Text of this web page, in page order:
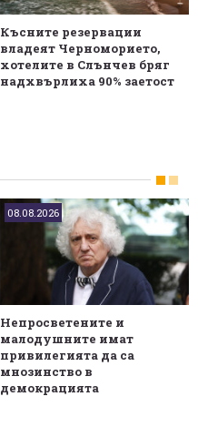
Късните резервации
владеят Черноморието,
хотелите в Слънчев бряг
надхвърлиха 90% заетост
08.08.2026
Непросветените и
малодушните имат
привилегията да са
мнозинство в
демокрацията